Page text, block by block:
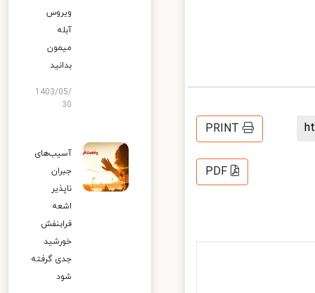
PRINT
PDF
ویروس
آبله
میمون
بدانید
1403/05/
30
آسیب‌های
جبران
ناپذیر
اشعه
فرابنفش
خورشید
جدی گرفته
شود